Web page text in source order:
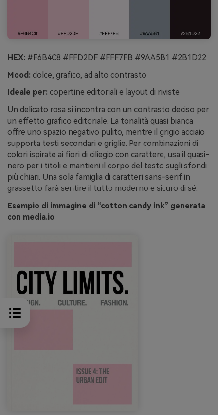
HEX: #F6B4C8 #FFD2DF #FFF7FB #9AA5B1 #2B1D22
Mood: dolce, grafico, ad alto contrasto
Ideale per: copertine editoriali e layout di riviste
Un delicato rosa si incontra con un contrasto deciso per
un effetto grafico editoriale. La tonalità quasi bianca
offre uno spazio negativo pulito, mentre il grigio acciaio
supporta testi secondari e griglie. Per combinazioni di
colori ispirate ai fiori di ciliegio con carattere, usa il quasi-
nero per i titoli e mantieni il corpo del testo sugli sfondi
più chiari. Una sola famiglia di caratteri sans-serif in
grassetto farà sentire il tutto moderno e sicuro di sé.
Esempio di immagine di “cotton candy ink” generata
con media.io